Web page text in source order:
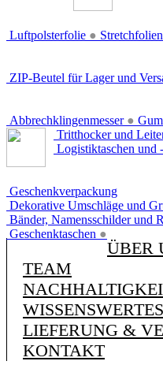
Luftpolsterfolie ● Stretchfolien
ZIP-Beutel für Lager und
Abbrechklingenmesser ●
Tritthocker und
Logistiktaschen und
Geschenkverpackung
Dekorative Umschläge und
Bänder, Namensschilder und
Geschenktaschen ●
ÜBER
TEAM
WISSENSWERTES
LIEFERUNG &
KONTAKT